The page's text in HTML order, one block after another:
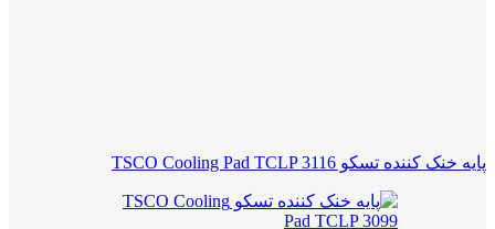
پایه خنک کننده تسکو TSCO Cooling Pad TCLP 3116